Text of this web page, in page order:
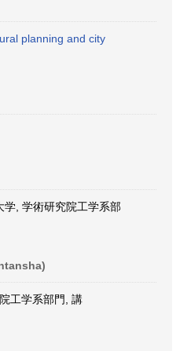
planning and city
学, 学術研究院工学系部
工学系部門, 講